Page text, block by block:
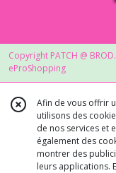
Copyright PATCH @
eProShopping
Afin de vous offrir
utilisons des
de nos services et
également des
montrer des
leurs applications.